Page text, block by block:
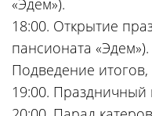
«Эдем»).
18:00. Открытие
пансионата «Эдем»).
Подведение
19:00. Праздничный